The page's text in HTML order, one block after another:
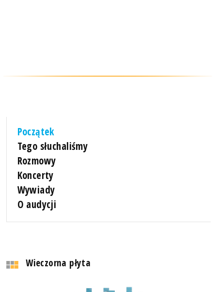
Początek
Tego słuchaliśmy
Rozmowy
Koncerty
Wywiady
O audycji
Wieczorna płyta